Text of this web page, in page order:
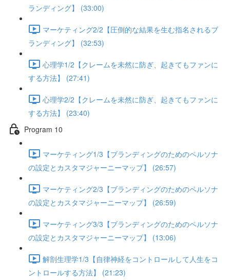
ランディング】 (33:00)
マーケティング2/2【圧倒的な結果を生む指名されるブ
ランディング】 (32:53)
心理学1/2【クレームを未然に防ぎ、起きてもファンに
する方法】 (27:41)
心理学2/2【クレームを未然に防ぎ、起きてもファンに
する方法】 (23:40)
Program 10
マーケティング1/3【ブランディングのためのペルソナ
の設定とカスタマジャーニーマップ】 (26:57)
マーケティング2/3【ブランディングのためのペルソナ
の設定とカスタマジャーニーマップ】 (26:59)
マーケティング3/3【ブランディングのためのペルソナ
の設定とカスタマジャーニーマップ】 (13:06)
解剖生理学1/3【自律神経をコントロールして人生をコ
ントロールする方法】 (21:23)